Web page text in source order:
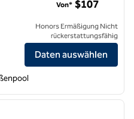
Cupertino anzeigen
Von* $107
Honors Ermäßigung Nicht
rückerstattungsfähig
Daten auswählen